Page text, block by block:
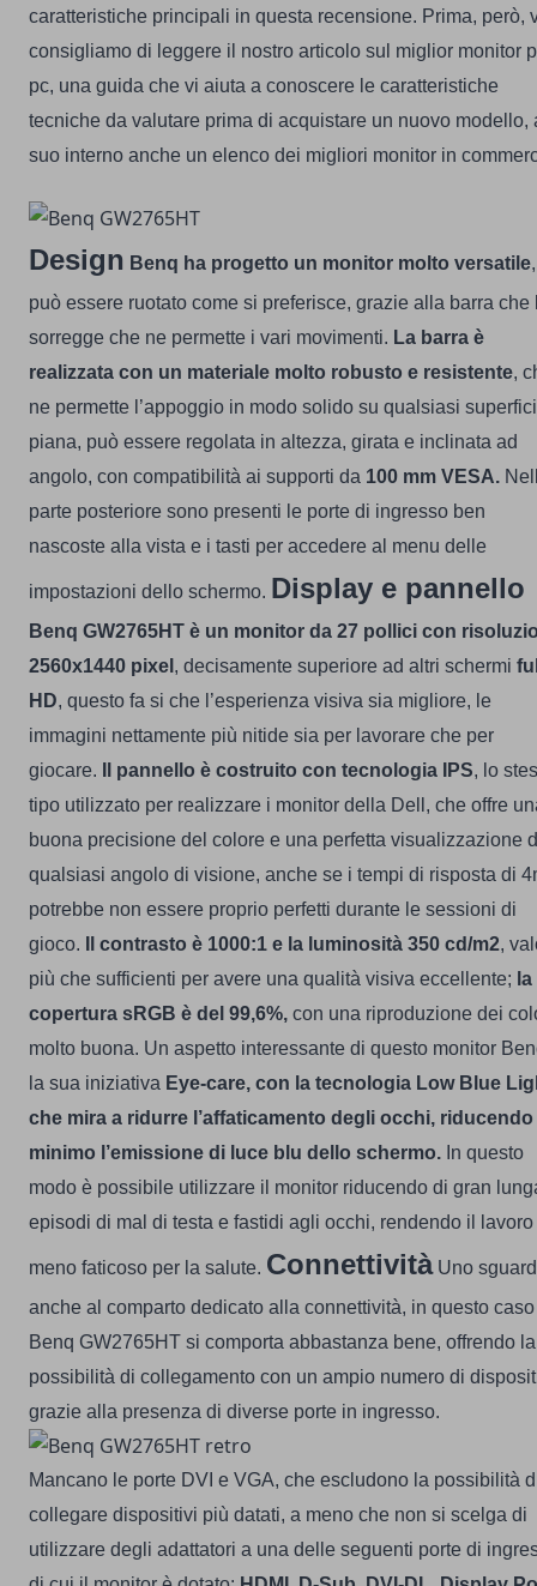
caratteristiche principali in questa recensione. Prima, però,
consigliamo di leggere il nostro articolo sul miglior monitor
pc, una guida che vi aiuta a conoscere le caratteristiche
tecniche da valutare prima di acquistare un nuovo modello,
suo interno anche un elenco dei migliori monitor in
Design Benq ha progetto un monitor molto versatile,
può essere ruotato come si preferisce, grazie alla barra che
sorregge che ne permette i vari movimenti. La barra è
realizzata con un materiale molto robusto e resistente,
ne permette l’appoggio in modo solido su qualsiasi
piana, può essere regolata in altezza, girata e inclinata ad
angolo, con compatibilità ai supporti da 100 mm VESA.
parte posteriore sono presenti le porte di ingresso ben
nascoste alla vista e i tasti per accedere al menu delle
impostazioni dello schermo. Display e pannello
Benq GW2765HT è un monitor da 27 pollici con
2560x1440 pixel , decisamente superiore ad altri schermi
HD, questo fa si che l’esperienza visiva sia migliore, le
immagini nettamente più nitide sia per lavorare che per
giocare.
Il pannello è costruito con tecnologia IPS, lo
tipo utilizzato per realizzare i monitor della Dell, che offre
buona precisione del colore e una perfetta visualizzazione
qualsiasi angolo di visione, anche se i tempi di risposta di
potrebbe non essere proprio perfetti durante le sessioni di
gioco.
Il contrasto è 1000:1 e la luminosità 350 cd/m2,
più che sufficienti per avere una qualità visiva eccellente; la
copertura sRGB è del 99,6%, con una riproduzione dei
molto buona. Un aspetto interessante di questo monitor
la sua iniziativa Eye-care, con la tecnologia Low Blue
che mira a ridurre l’affaticamento degli occhi, riducendo
minimo l’emissione di luce blu dello schermo. In questo
modo è possibile utilizzare il monitor riducendo di gran
episodi di mal di testa e fastidi agli occhi, rendendo il lavoro
meno faticoso per la salute. Connettività Uno
anche al comparto dedicato alla connettività, in questo caso
Benq GW2765HT si comporta abbastanza bene, offrendo la
possibilità di collegamento con un ampio numero di
grazie alla presenza di diverse porte in ingresso.
Mancano le porte DVI e VGA, che escludono la possibilità
collegare dispositivi più datati, a meno che non si scelga di
utilizzare degli adattatori a una delle seguenti porte di